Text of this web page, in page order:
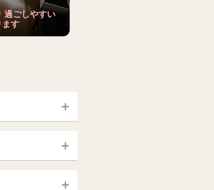
過ごしやすい
ます
台)